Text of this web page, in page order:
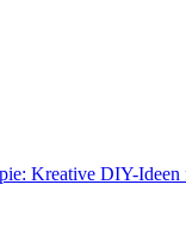
Kreative DIY-